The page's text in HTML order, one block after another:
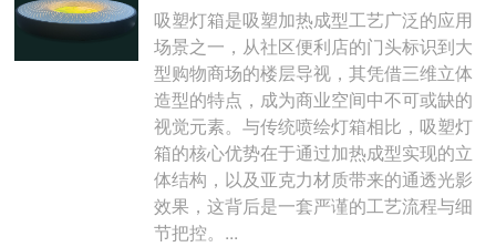
吸塑灯箱是吸塑加热成型工艺广泛的应用
场景之一，从社区便利店的门头标识到大
型购物商场的楼层导视，其凭借三维立体
造型的特点，成为商业空间中不可或缺的
视觉元素。与传统喷绘灯箱相比，吸塑灯
箱的核心优势在于通过加热成型实现的立
体结构，以及亚克力材质带来的通透光影
效果，这背后是一套严谨的工艺流程与细
节把控。...